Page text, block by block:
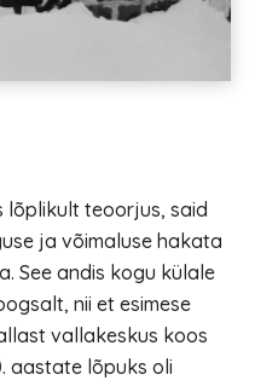
lõplikult teoorjus, said
ja võimaluse hakata
See andis kogu külale
nii et esimese
vallakeskus koos
aastate lõpuks oli